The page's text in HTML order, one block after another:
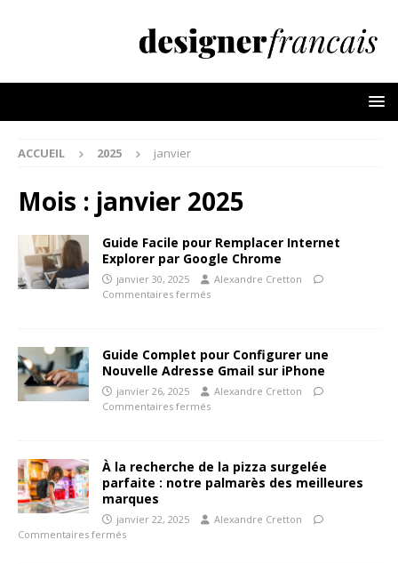
ACCUEIL 2025 janvier
Mois : janvier 2025
Guide Facile pour Remplacer Internet
Explorer par Google Chrome
janvier 30, 2025
Alexandre Cretton
Commentaires fermés
Guide Complet pour Configurer une
Nouvelle Adresse Gmail sur iPhone
janvier 26, 2025
Alexandre Cretton
Commentaires fermés
À la recherche de la pizza surgelée
parfaite : notre palmarès des meilleures
marques
janvier 22, 2025
Alexandre Cretton
Commentaires fermés